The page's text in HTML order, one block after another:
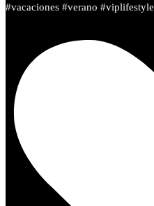
#vacaciones #verano #viplifestyle